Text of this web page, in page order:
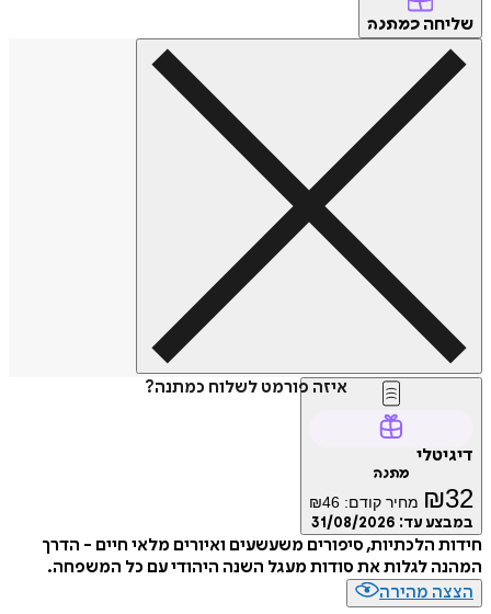
שליחה כמתנה
איזה פורמט לשלוח כמתנה?
דיגיטלי
מתנה
₪32 מחיר קודם: ₪46
במבצע עד: 31/08/2026
חידות הלכתיות, סיפורים משעשעים ואיורים מלאי חיים - הדרך
המהנה לגלות את סודות מעגל השנה היהודי עם כל המשפחה.
הצצה מהירה